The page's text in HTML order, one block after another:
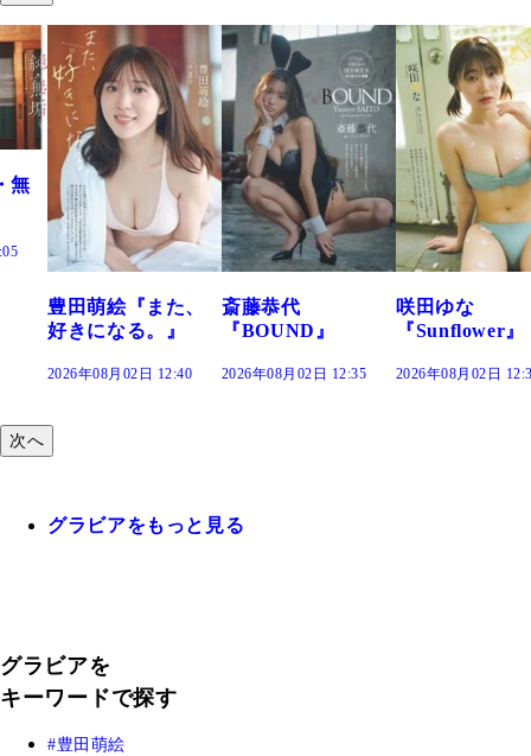
た、
斎藤恭代
『BOUND』
2026年08月02日 12:35
咲田ゆな
『Sunflower』
2026年08月02日 12:30
藤水咲桜『
だまり』
2026年08月02
次へ
グラビアをもっと見る
グラビアを
キーワードで探す
豊田萌絵